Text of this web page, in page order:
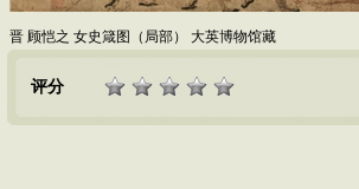
晋 顾恺之 女史箴图（局部） 大英博物馆藏
评分